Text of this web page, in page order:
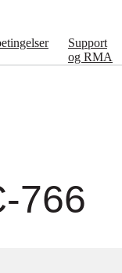
Support
og RMA
766